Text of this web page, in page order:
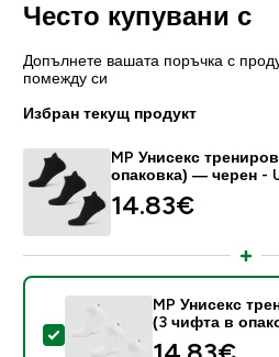
Често купувани с
Допълнете вашата поръчка с
помежду си
Избран текущ продукт
MP Унисекс
опаковка) — черен -
14.83€‎
Select this product - MP
MP Унисекс
(3 чифта в